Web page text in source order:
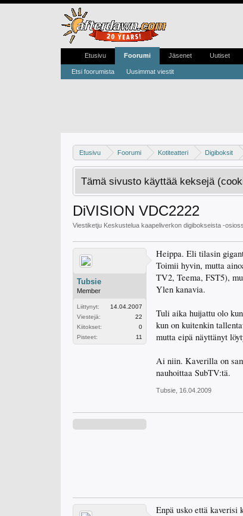
Etusivu Foorumi Kotiteatteri Digiboksit
Tämä sivusto käyttää keksejä
DiVISION VDC2222
Viestiketju Keskustelua kaapeliverkon digibokseista -
Tubsie
Member
Liittynyt:
14.04.2007
Viestejä:
22
Kiitokset:
0
Pisteet:
11
Heippa. Eli tilasin
Toimii hyvin, mutta
TV2, Teema, FST5),
Ylen kanavia.
Tuli aika huijattu olo
kun on kuitenkin
mutta eipä näyttänyt
Ai niin. Kaverilla on
nauhoittaa SubTV:tä.
Tubsie 16.04.2009
Enpä usko että kaverisi
Etusivu Foorumi
Etsi foorumista Uusimmat viestit
Jäsenet Uutiset